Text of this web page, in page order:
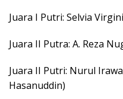
Juara I Putri: Selvia
Juara II Putra: A. Reza
Juara II Putri: Nurul
Hasanuddin)